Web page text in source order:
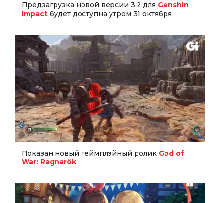
Предзагрузка новой версии 3.2 для Genshin
Impact будет доступна утром 31 октября
Показан новый геймплэйный ролик God of
War: Ragnarök.